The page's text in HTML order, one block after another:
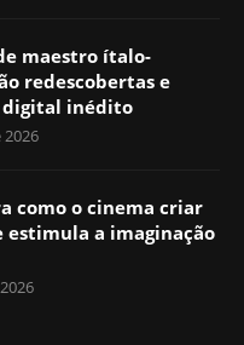
maestro ítalo-
redescobertas e
inédito
como o cinema criar
estimula a imaginação